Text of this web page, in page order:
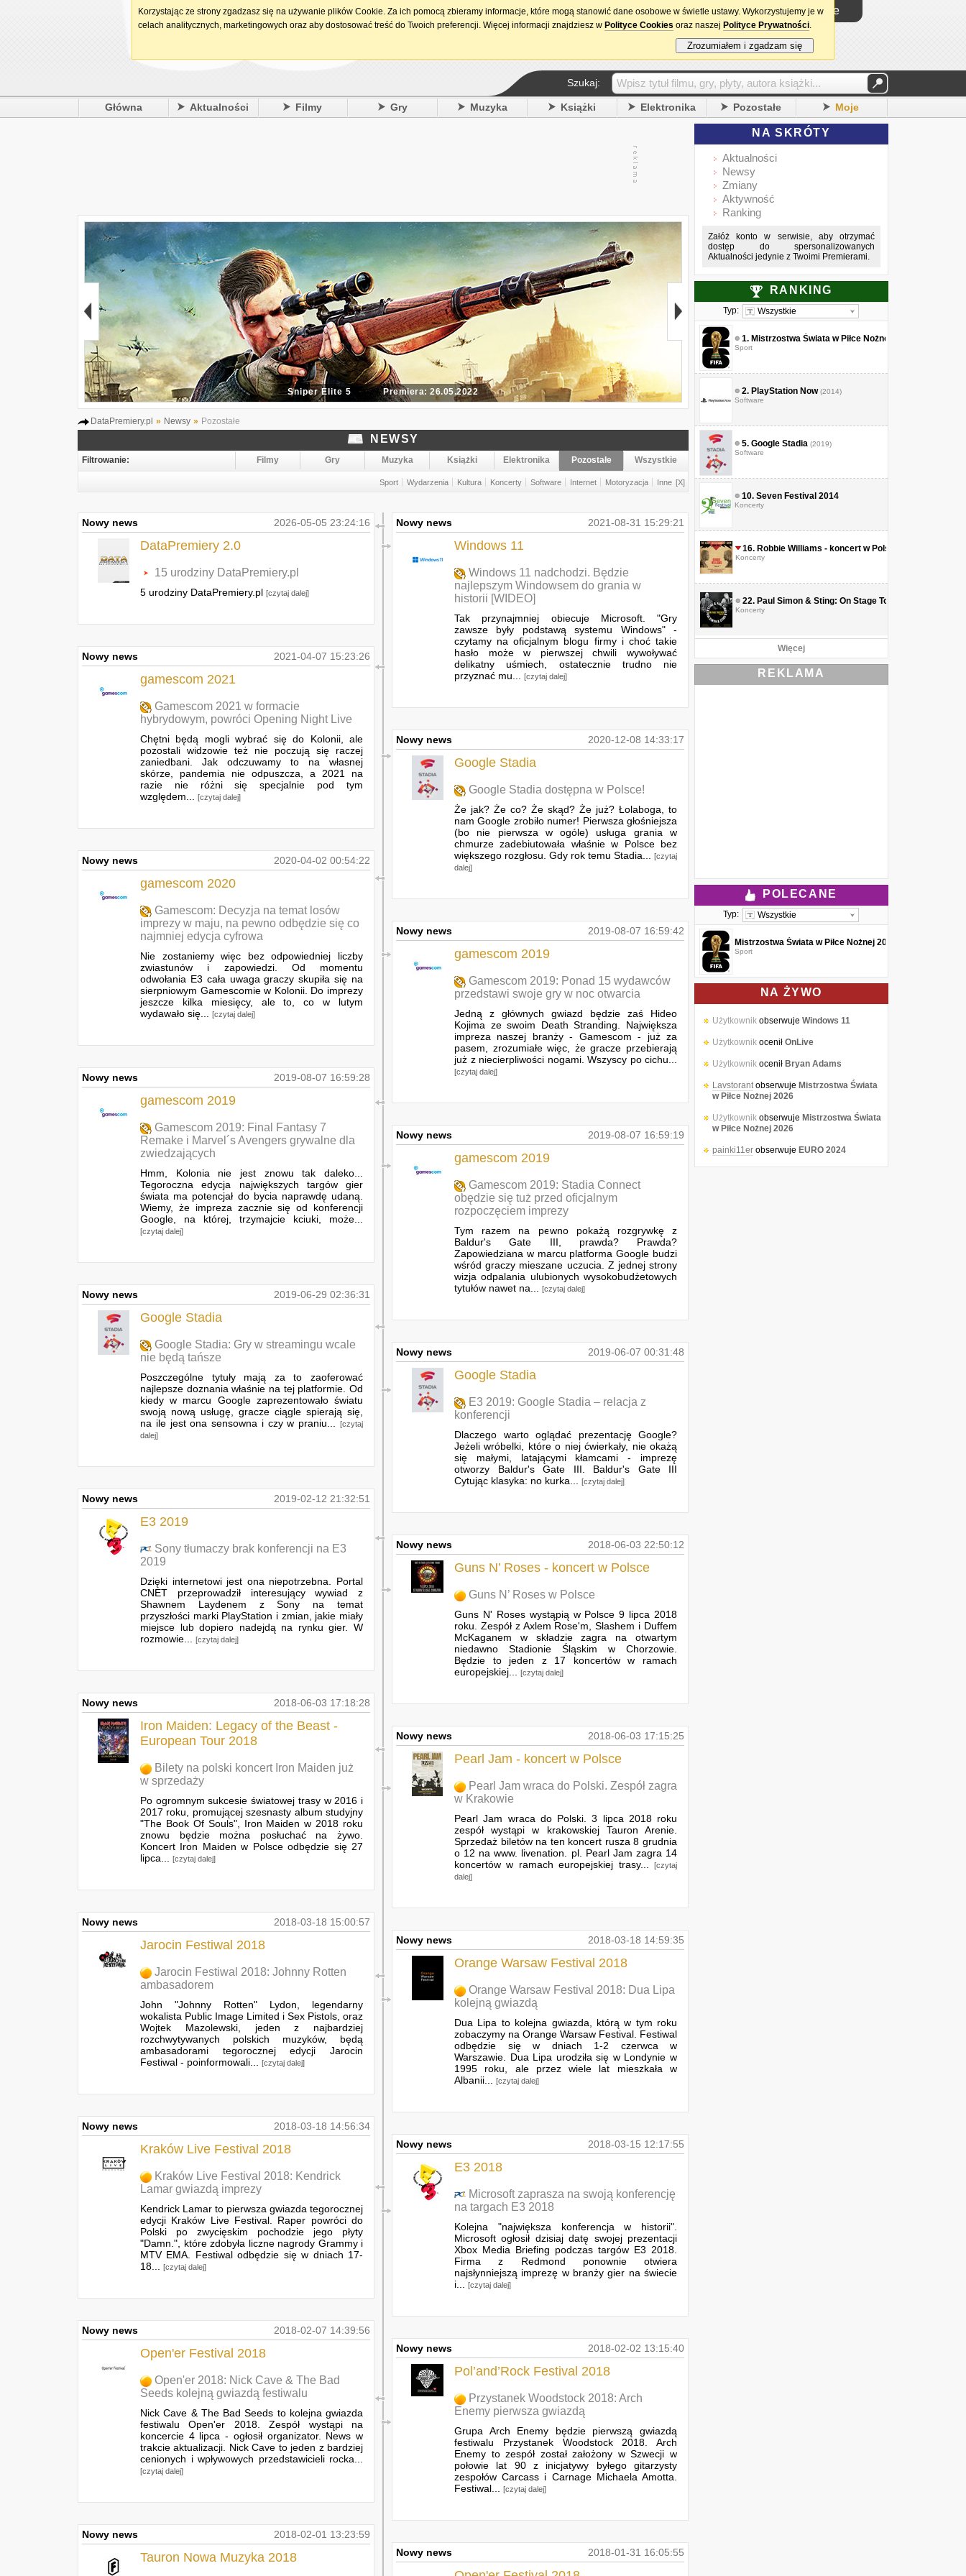
15. urodziny DataPremiery.pl Logowanie
Szukaj:
Główna Aktualności Filmy Gry Muzyka Książki Elektronika Pozostałe Moje
Top Gun: Maverick Premiera: 27.05.2022
DataPremiery.pl » Newsy » Pozostałe
NEWSY
Filtrowanie: Filmy Gry Muzyka Książki Elektronika Pozostałe Wszystkie
Sport Wydarzenia Kultura Koncerty Software Internet Motoryzacja Inne [X]
Nowy news 2026-05-05 23:24:16
DataPremiery 2.0
15 urodziny DataPremiery.pl
5 urodziny DataPremiery.pl [czytaj dalej]
Nowy news 2021-04-07 15:23:26
gamescom 2021
Gamescom 2021 w formacie
hybrydowym, powróci Opening Night Live
Chętni będą mogli wybrać się do Kolonii, ale
pozostali widzowie też nie poczują się raczej
zaniedbani. Jak odczuwamy to na własnej
skórze, pandemia nie odpuszcza, a 2021 na
razie nie różni się specjalnie pod tym
względem...
[czytaj dalej]
Nowy news 2020-04-02 00:54:22
gamescom 2020
Gamescom: Decyzja na temat losów
imprezy w maju, na pewno odbędzie się co
najmniej edycja cyfrowa
Nie zostaniemy więc bez odpowiedniej liczby
zwiastunów i zapowiedzi. Od momentu
odwołania E3 cała uwaga graczy skupiła się na
sierpniowym Gamescomie w Kolonii. Do imprezy
jeszcze kilka miesięcy, ale to, co w lutym
wydawało się...
[czytaj dalej]
Nowy news 2019-08-07 16:59:28
gamescom 2019
Gamescom 2019: Final Fantasy 7
Remake i Marvel´s Avengers grywalne dla
zwiedzających
Hmm, Kolonia nie jest znowu tak daleko...
Tegoroczna edycja największych targów gier
świata ma potencjał do bycia naprawdę udaną.
Wiemy, że impreza zacznie się od konferencji
Google, na której, trzymajcie kciuki, może...
[czytaj dalej]
Nowy news 2019-06-29 02:36:31
Google Stadia
Google Stadia: Gry w streamingu wcale
nie będą tańsze
Poszczególne tytuły mają za to zaoferować
najlepsze doznania właśnie na tej platformie. Od
kiedy w marcu Google zaprezentowało światu
swoją nową usługę, gracze ciągle spierają się,
na ile jest ona sensowna i czy w praniu...
[czytaj
dalej]
Nowy news 2019-02-12 21:32:51
E3 2019
Sony tłumaczy brak konferencji na E3
2019
Dzięki internetowi jest ona niepotrzebna. Portal
CNET przeprowadził interesujący wywiad z
Shawnem Laydenem z Sony na temat
przyszłości marki PlayStation i zmian, jakie miały
miejsce lub dopiero nadejdą na rynku gier. W
rozmowie...
[czytaj dalej]
Nowy news 2018-06-03 17:18:28
Iron Maiden: Legacy of the Beast -
European Tour 2018
Bilety na polski koncert Iron Maiden już
w sprzedaży
Po ogromnym sukcesie światowej trasy w 2016 i
2017 roku, promującej szesnasty album studyjny
"The Book Of Souls", Iron Maiden w 2018 roku
znowu będzie można posłuchać na żywo.
Koncert Iron Maiden w Polsce odbędzie się 27
lipca...
[czytaj dalej]
Nowy news 2018-03-18 15:00:57
Jarocin Festiwal 2018
Jarocin Festiwal 2018: Johnny Rotten
ambasadorem
John "Johnny Rotten" Lydon, legendarny
wokalista Public Image Limited i Sex Pistols, oraz
Wojtek Mazolewski, jeden z najbardziej
rozchwytywanych polskich muzyków, będą
ambasadorami tegorocznej edycji Jarocin
Festiwal - poinformowali...
[czytaj dalej]
Nowy news 2018-03-18 14:56:34
Kraków Live Festival 2018
Kraków Live Festival 2018: Kendrick
Lamar gwiazdą imprezy
Kendrick Lamar to pierwsza gwiazda tegorocznej
edycji Kraków Live Festival. Raper powróci do
Polski po zwycięskim pochodzie jego płyty
"Damn.", które zdobyła liczne nagrody Grammy i
MTV EMA. Festiwal odbędzie się w dniach 17-
18...
[czytaj dalej]
Nowy news 2018-02-07 14:39:56
Open'er Festival 2018
Open'er 2018: Nick Cave & The Bad
Seeds kolejną gwiazdą festiwalu
Nick Cave & The Bad Seeds to kolejna gwiazda
festiwalu Open'er 2018. Zespół wystąpi na
koncercie 4 lipca - ogłosił organizator. News w
trakcie aktualizacji. Nick Cave to jeden z bardziej
cenionych i wpływowych przedstawicieli rocka...
[czytaj dalej]
Nowy news 2018-02-01 13:23:59
Tauron Nowa Muzyka 2018
Nowy news 2021-08-31 15:29:21
Windows 11
Windows 11 nadchodzi. Będzie
najlepszym Windowsem do grania w
historii [WIDEO]
Tak przynajmniej obiecuje Microsoft. "Gry
zawsze były podstawą systemu Windows" -
czytamy na oficjalnym blogu firmy i choć takie
hasło może w pierwszej chwili wywoływać
delikatny uśmiech, ostatecznie trudno nie
przyznać mu...
[czytaj dalej]
Nowy news 2020-12-08 14:33:17
Google Stadia
Google Stadia dostępna w Polsce!
Że jak? Że co? Że skąd? Że już? Łolaboga, to
nam Google zrobiło numer! Pierwsza głośniejsza
(bo nie pierwsza w ogóle) usługa grania w
chmurze zadebiutowała właśnie w Polsce bez
większego rozgłosu. Gdy rok temu Stadia...
[czytaj
dalej]
Nowy news 2019-08-07 16:59:42
gamescom 2019
Gamescom 2019: Ponad 15 wydawców
przedstawi swoje gry w noc otwarcia
Jedną z głównych gwiazd będzie zaś Hideo
Kojima ze swoim Death Stranding. Największa
impreza naszej branży - Gamescom - już za
pasem, zrozumiałe więc, że gracze przebierają
już z niecierpliwości nogami. Wszyscy po cichu...
[czytaj dalej]
Nowy news 2019-08-07 16:59:19
gamescom 2019
Gamescom 2019: Stadia Connect
obędzie się tuż przed oficjalnym
rozpoczęciem imprezy
Tym razem na pewno pokażą rozgrywkę z
Baldur's Gate III, prawda? Prawda?
Zapowiedziana w marcu platforma Google budzi
wśród graczy mieszane uczucia. Z jednej strony
wizja odpalania ulubionych wysokobudżetowych
tytułów nawet na...
[czytaj dalej]
Nowy news 2019-06-07 00:31:48
Google Stadia
E3 2019: Google Stadia – relacja z
konferencji
Dlaczego warto oglądać prezentację Google?
Jeżeli wróbelki, które o niej ćwierkały, nie okażą
się małymi, latającymi kłamcami - imprezę
otworzy Baldur's Gate III. Baldur's Gate III
Cytując klasyka: no kurka...
[czytaj dalej]
Nowy news 2018-06-03 22:50:12
Guns N’ Roses - koncert w Polsce
Guns N’ Roses w Polsce
Guns N' Roses wystąpią w Polsce 9 lipca 2018
roku. Zespół z Axlem Rose'm, Slashem i Duffem
McKaganem w składzie zagra na otwartym
niedawno Stadionie Śląskim w Chorzowie.
Będzie to jeden z 17 koncertów w ramach
europejskiej...
[czytaj dalej]
Nowy news 2018-06-03 17:15:25
Pearl Jam - koncert w Polsce
Pearl Jam wraca do Polski. Zespół zagra
w Krakowie
Pearl Jam wraca do Polski. 3 lipca 2018 roku
zespół wystąpi w krakowskiej Tauron Arenie.
Sprzedaż biletów na ten koncert rusza 8 grudnia
o 12 na www. livenation. pl. Pearl Jam zagra 14
koncertów w ramach europejskiej trasy...
[czytaj
dalej]
Nowy news 2018-03-18 14:59:35
Orange Warsaw Festival 2018
Orange Warsaw Festival 2018: Dua Lipa
kolejną gwiazdą
Dua Lipa to kolejna gwiazda, którą w tym roku
zobaczymy na Orange Warsaw Festival. Festiwal
odbędzie się w dniach 1-2 czerwca w
Warszawie. Dua Lipa urodziła się w Londynie w
1995 roku, ale przez wiele lat mieszkała w
Albanii...
[czytaj dalej]
Nowy news 2018-03-15 12:17:55
E3 2018
Microsoft zaprasza na swoją konferencję
na targach E3 2018
Kolejna "największa konferencja w historii".
Microsoft ogłosił dzisiaj datę swojej prezentacji
Xbox Media Briefing podczas targów E3 2018.
Firma z Redmond ponownie otwiera
najsłynniejszą imprezę w branży gier na świecie
i...
[czytaj dalej]
Nowy news 2018-02-02 13:15:40
Pol’and’Rock Festival 2018
Przystanek Woodstock 2018: Arch
Enemy pierwsza gwiazdą
Grupa Arch Enemy będzie pierwszą gwiazdą
festiwalu Przystanek Woodstock 2018. Arch
Enemy to zespół został założony w Szwecji w
połowie lat 90 z inicjatywy byłego gitarzysty
zespołów Carcass i Carnage Michaela Amotta.
Festiwal...
[czytaj dalej]
Nowy news 2018-01-31 16:05:55
NA SKRÓTY
Aktualności
Newsy
Zmiany
Aktywność
Ranking
Załóż konto w serwisie, aby otrzymać
dostęp do spersonalizowanych
Aktualności jedynie z Twoimi Premierami.
RANKING
Typ: Wszystkie
1. Mistrzostwa Świata w Piłce Nożnej 2026
Sport
2. PlayStation Now (2014)
Software
5. Google Stadia (2019)
Software
10. Seven Festival 2014
Koncerty
16. Robbie Williams - koncert w Polsce
Koncerty
22. Paul Simon & Sting: On Stage Together
Koncerty
Więcej
REKLAMA
POLECANE
Typ: Wszystkie
Mistrzostwa Świata w Piłce Nożnej 2026
Sport
NA ŻYWO
Użytkownik obserwuje Windows 11
Użytkownik ocenił OnLive
Użytkownik ocenił Bryan Adams
Lavstorantobserwuje Mistrzostwa Świata
w Piłce Nożnej 2026
Użytkownik obserwuje Mistrzostwa Świata
w Piłce Nożnej 2026
painki11er obserwuje EURO 2024
Korzystając ze strony zgadzasz się na używanie plików Cookie. Za ich pomocą zbieramy informacje, które mogą stanowić dane osobowe w świetle ustawy. Wykorzystujemy je w
celach analitycznych, marketingowych oraz aby dostosować treść do Twoich preferencji. Więcej informacji znajdziesz w Polityce Cookies oraz naszej Polityce Prywatności.
Zrozumiałem i zgadzam się